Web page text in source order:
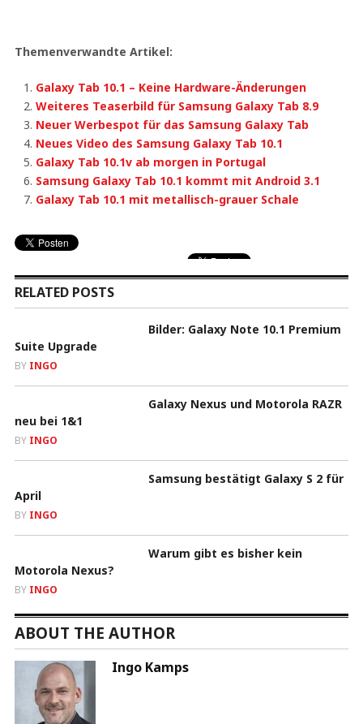
Themenverwandte Artikel:
Galaxy Tab 10.1 – Keine Hardware-Änderungen
Weiteres Teaserbild für Samsung Galaxy Tab 8.9
Neuer Werbespot für das Samsung Galaxy Tab
Neues Video des Samsung Galaxy Tab 10.1
Galaxy Tab 10.1v ab morgen in Portugal
Samsung Galaxy Tab 10.1 kommt mit Android 3.1
Galaxy Tab 10.1 mit metallisch-grauer Schale
RELATED POSTS
Bilder: Galaxy Note 10.1 Premium
Suite Upgrade
BY INGO
Galaxy Nexus und Motorola RAZR
neu bei 1&1
BY INGO
Samsung bestätigt Galaxy S 2 für
April
BY INGO
Warum gibt es bisher kein
Motorola Nexus?
BY INGO
ABOUT THE AUTHOR
Ingo Kamps